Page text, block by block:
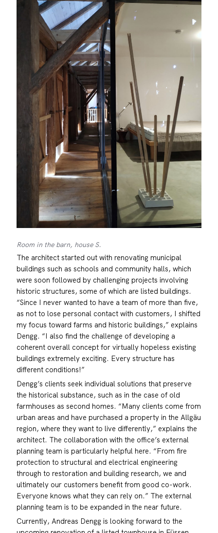
Room in the barn, house S.
The architect started out with renovating municipal
buildings such as schools and community halls, which
were soon followed by challenging projects involving
historic structures, some of which are listed buildings.
“Since I never wanted to have a team of more than five,
as not to lose personal contact with customers, I shifted
my focus toward farms and historic buildings,” explains
Dengg. “I also find the challenge of developing a
coherent overall concept for virtually hopeless existing
buildings extremely exciting. Every structure has
different conditions!”
Dengg’s clients seek individual solutions that preserve
the historical substance, such as in the case of old
farmhouses as second homes. “Many clients come from
urban areas and have purchased a property in the Allgäu
region, where they want to live differently,” explains the
architect. The collaboration with the office’s external
planning team is particularly helpful here. “From fire
protection to structural and electrical engineering
through to restoration and building research, we and
ultimately our customers benefit from good co-work.
Everyone knows what they can rely on.” The external
planning team is to be expanded in the near future.
Currently, Andreas Dengg is looking forward to the